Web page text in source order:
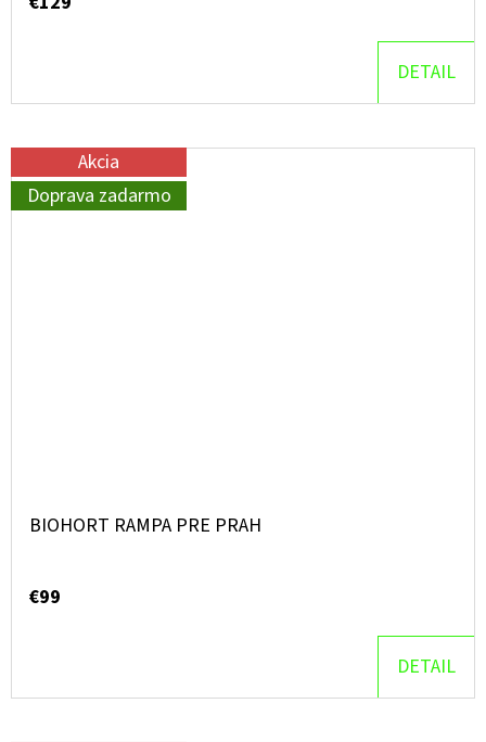
DETAIL
Akcia
Doprava zadarmo
BIOHORT RAMPA PRE PRAH
€99
DETAIL